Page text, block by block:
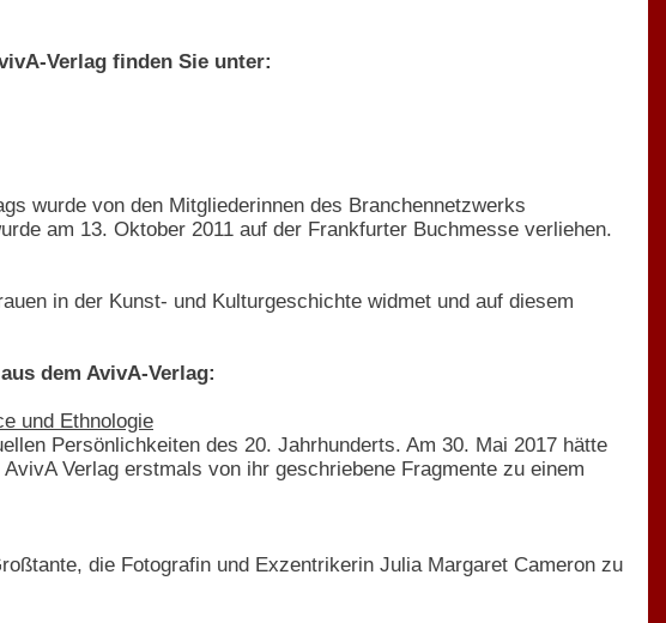
Verlag finden Sie unter:
wurde von den Mitgliederinnen des Branchennetzwerks
am 13. Oktober 2011 auf der Frankfurter Buchmesse verliehen.
in der Kunst- und Kulturgeschichte widmet und auf diesem
dem AvivA-Verlag:
und Ethnologie
Persönlichkeiten des 20. Jahrhunderts. Am 30. Mai 2017 hätte
Verlag erstmals von ihr geschriebene Fragmente zu einem
die Fotografin und Exzentrikerin Julia Margaret Cameron zu